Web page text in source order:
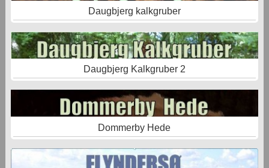
Daugbjerg kalkgruber
Daugbjerg Kalkgruber 2
Dommerby Hede